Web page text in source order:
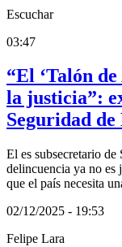
Escuchar
03:47
“El ‘Talón
la justicia”:
Seguridad de
El es subsecretario
delincuencia ya no es
que el país necesita
02/12/2025 - 19:53
Felipe Lara